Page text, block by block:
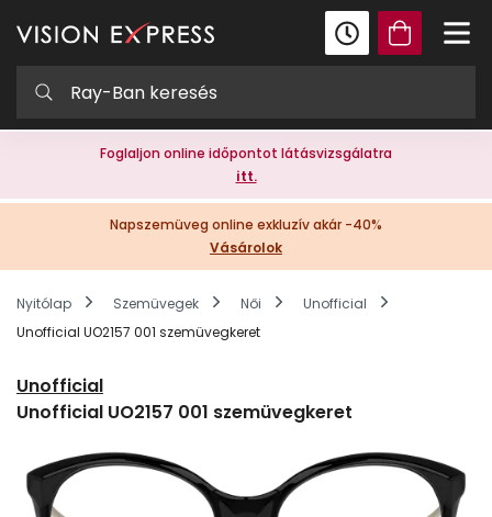
Foglaljon online időpontot látásvizsgálatra
itt.
Napszemüveg online exkluzív akár -40%
Vásárolok
Nyitólap Szemüvegek Női
Unofficial
Unofficial UO2157 001 szemüvegkeret
Unofficial
Unofficial UO2157 001 szemüvegkeret